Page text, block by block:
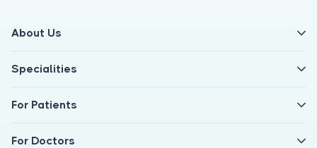
About Us
Specialities
For Patients
For Doctors